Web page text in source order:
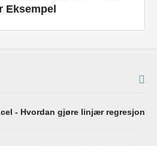
Eksempel
- Hvordan gjøre linjær regresjon